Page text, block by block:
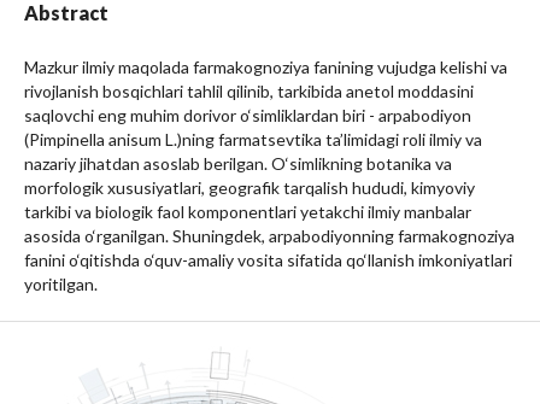
Abstract
Mazkur ilmiy maqolada farmakognoziya fanining vujudga kelishi va
rivojlanish bosqichlari tahlil qilinib, tarkibida anetol moddasini
saqlovchi eng muhim dorivor o‘simliklardan biri - arpabodiyon
(Pimpinella anisum L.)ning farmatsevtika ta’limidagi roli ilmiy va
nazariy jihatdan asoslab berilgan. O‘simlikning botanika va
morfologik xususiyatlari, geografik tarqalish hududi, kimyoviy
tarkibi va biologik faol komponentlari yetakchi ilmiy manbalar
asosida o‘rganilgan. Shuningdek, arpabodiyonning farmakognoziya
fanini o‘qitishda o‘quv-amaliy vosita sifatida qo‘llanish imkoniyatlari
yoritilgan.